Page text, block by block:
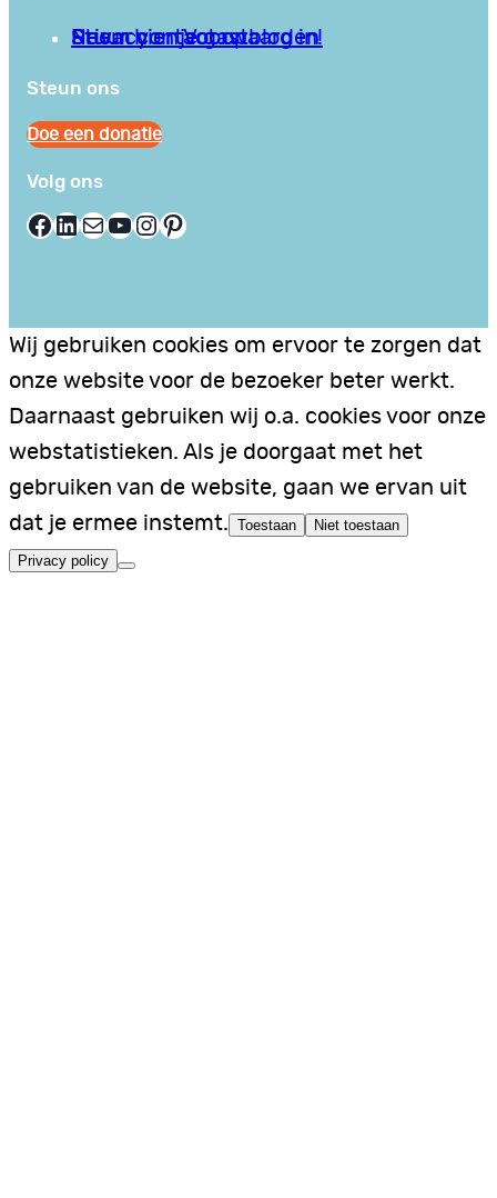
Privacy en Voorwaarden
Stuur hier je gastblog in!
Neem contact op
Steun ons
Doe een donatie
Volg ons
Facebook LinkedIn E-mail YouTube InstagramPinterest
Wij gebruiken cookies om ervoor te zorgen dat
onze website voor de bezoeker beter werkt.
Daarnaast gebruiken wij o.a. cookies voor onze
webstatistieken. Als je doorgaat met het
gebruiken van de website, gaan we ervan uit
dat je ermee instemt. Toestaan Niet toestaan
Privacy policy